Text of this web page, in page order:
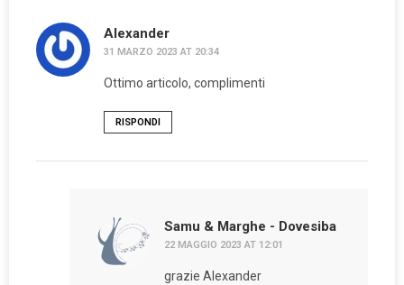
Alexander
31 MARZO 2023 AT 20:34
Ottimo articolo, complimenti
RISPONDI
Samu & Marghe - Dovesiba
22 MAGGIO 2023 AT 12:01
grazie Alexander